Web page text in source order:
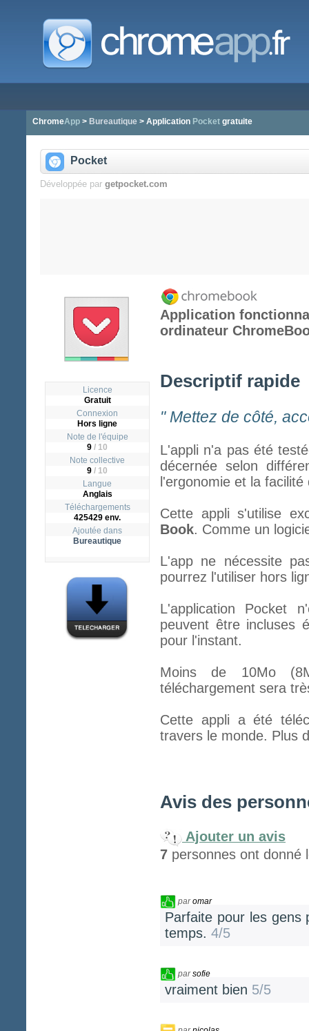
ChromeApp> Bureautique> Application Pocketgratuite
Pocket
Développée par getpocket.com
Licence
Gratuit
Connexion
Hors ligne
Note de l'équipe
9 / 10
Note collective
9 / 10
Langue
Anglais
Téléchargements
425429 env.
Ajoutée dans
Bureautique
Application
ordinateur
Descriptif rapide
" Mettez de côté,
L'appli n'a pas été
décernée selon
l'ergonomie et la
Cette appli s'utilise
Book. Comme un
L'app ne nécessite
pourrez l'utiliser hors
L'application Pocket
peuvent être incluses
pour l'instant.
Moins de 10Mo
téléchargement sera
Cette appli a été
travers le monde. Plus
Avis des
Ajouter un avis
7 personnes ont donné
paromar
Parfaite pour les gens
temps. 4/5
parsofie
vraiment bien 5/5